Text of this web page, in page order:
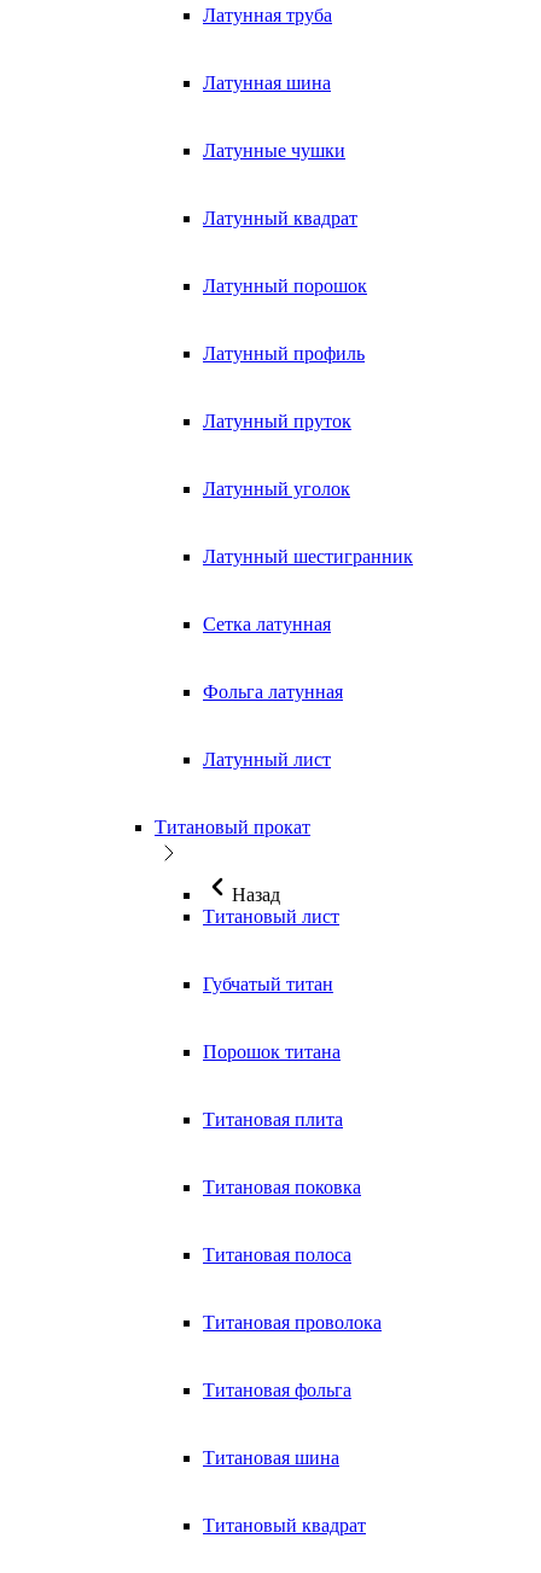
Латунная труба
Латунная шина
Латунные чушки
Латунный квадрат
Латунный порошок
Латунный профиль
Латунный пруток
Латунный уголок
Латунный шестигранник
Сетка латунная
Фольга латунная
Латунный лист
Титановый прокат
Назад
Титановый лист
Губчатый титан
Порошок титана
Титановая плита
Титановая поковка
Титановая полоса
Титановая проволока
Титановая фольга
Титановая шина
Титановый квадрат